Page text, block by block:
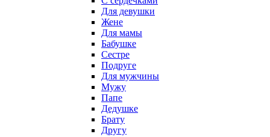
Для девушки
Жене
Для мамы
Бабушке
Сестре
Подруге
Для мужчины
Мужу
Папе
Дедушке
Брату
Другу